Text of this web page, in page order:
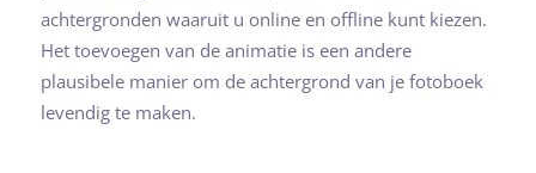
achtergronden waaruit u online en offline kunt kiezen.
Het toevoegen van de animatie is een andere
plausibele manier om de achtergrond van je fotoboek
levendig te maken.